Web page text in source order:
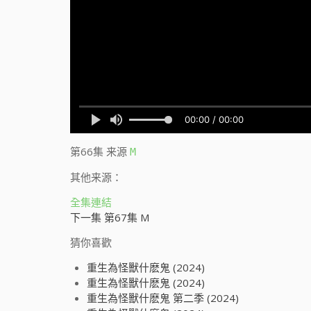
第66集 来源 M
其他来源：
全集連結
下一集 第67集 M
猜你喜歡
重生為怪獸什麽鬼 (2024)
重生為怪獸什麽鬼 (2024)
重生為怪獸什麽鬼 第二季 (2024)